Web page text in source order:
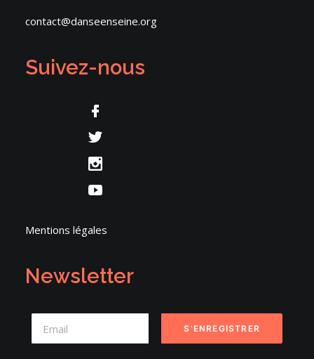
contact@danseenseine.org
Suivez-nous
Mentions légales
Newsletter